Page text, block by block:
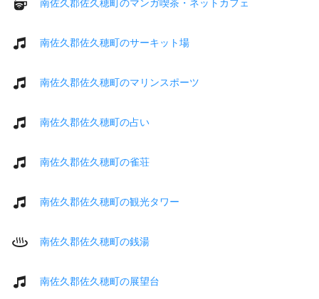
南佐久郡佐久穂町のマンガ喫茶・ネットカフェ
南佐久郡佐久穂町のサーキット場
南佐久郡佐久穂町のマリンスポーツ
南佐久郡佐久穂町の占い
南佐久郡佐久穂町の雀荘
南佐久郡佐久穂町の観光タワー
南佐久郡佐久穂町の銭湯
南佐久郡佐久穂町の展望台